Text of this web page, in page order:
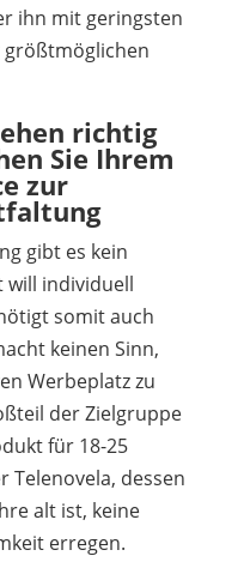
ihn mit geringsten
größtmöglichen
richtig
Sie Ihrem
zur
gibt es kein
will individuell
somit auch
keinen Sinn,
Werbeplatz zu
der Zielgruppe
für 18-25
Telenovela, dessen
alt ist, keine
erregen.